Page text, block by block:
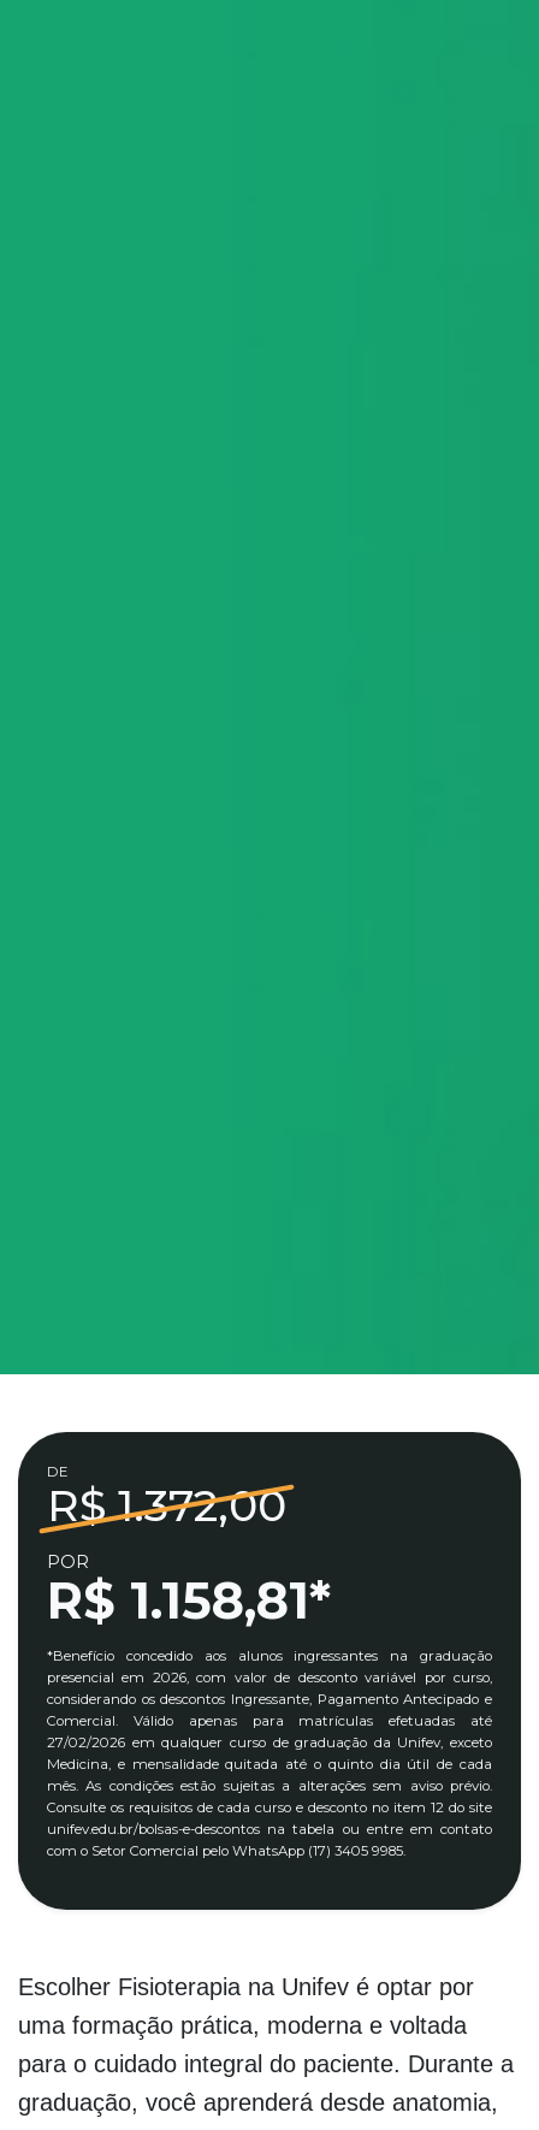
DE
R$ 1.372,00
POR
R$ 1.158,81*
*Benefício concedido aos alunos ingressantes na graduação
presencial em 2026, com valor de desconto variável por curso,
considerando os descontos Ingressante, Pagamento Antecipado e
Comercial. Válido apenas para matrículas efetuadas até
27/02/2026 em qualquer curso de graduação da Unifev, exceto
Medicina, e mensalidade quitada até o quinto dia útil de cada
mês. As condições estão sujeitas a alterações sem aviso prévio.
Consulte os requisitos de cada curso e desconto no item 12 do site
unifev.edu.br/bolsas-e-descontos na tabela ou entre em contato
com o Setor Comercial pelo WhatsApp (17) 3405 9985.
Escolher Fisioterapia na Unifev é optar por
uma formação prática, moderna e voltada
para o cuidado integral do paciente. Durante a
graduação, você aprenderá desde anatomia,